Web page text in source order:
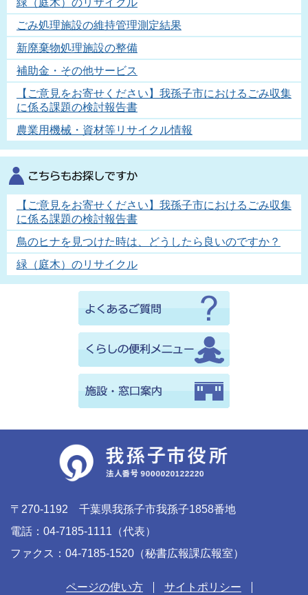
ごみ処理施設の維持管理測定結果
新廃棄物処理施設の整備
補助金・その他サービス
【ご意見をお寄せください】我孫子市におけるごみ収集
に係る課題の検討報告書
農業用機械・資材等リサイクル情報
【ご意見をお寄せください】我孫子市におけるごみ収集
に係る課題の検討報告書
鳥のヒナを見つけた時は、どうしたら良いのですか？
緑（庭木）のリサイクル
〒270-1192 千葉県我孫子市我孫子1858番地
電話：04-7185-1111（代表）
ファクス：04-7185-1520（秘書広報課広報室）
ページの使い方 サイトポリシー